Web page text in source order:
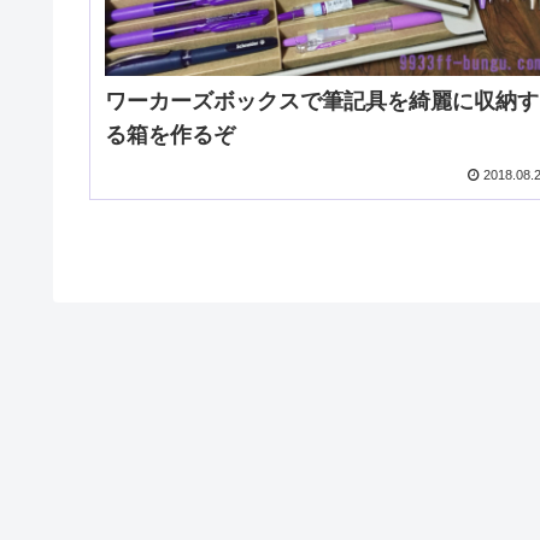
ワーカーズボックスで筆記具を綺麗に収納す
る箱を作るぞ